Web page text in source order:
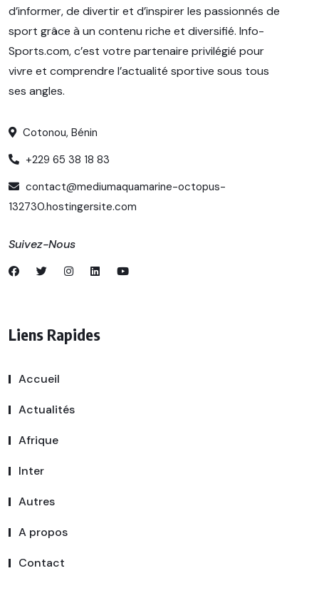
d’informer, de divertir et d’inspirer les passionnés de
sport grâce à un contenu riche et diversifié. Info-
Sports.com, c’est votre partenaire privilégié pour
vivre et comprendre l’actualité sportive sous tous
ses angles.
Cotonou, Bénin
+229 65 38 18 83
contact@mediumaquamarine-octopus-
132730.hostingersite.com
Suivez-Nous
Liens Rapides
Accueil
Actualités
Afrique
Inter
Autres
A propos
Contact